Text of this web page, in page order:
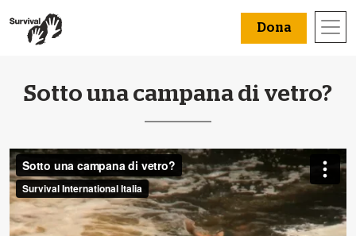
Dona
Sotto una campana di vetro?